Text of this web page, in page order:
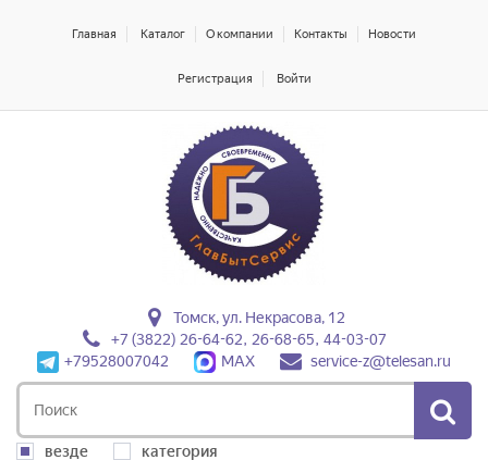
Главная Каталог О компании Контакты Новости
Регистрация Войти
Томск, ул. Некрасова, 12
+7 (3822) 26-64-62, 26-68-65, 44-03-07
+79528007042
MAX service-z@telesan.ru
везде категория